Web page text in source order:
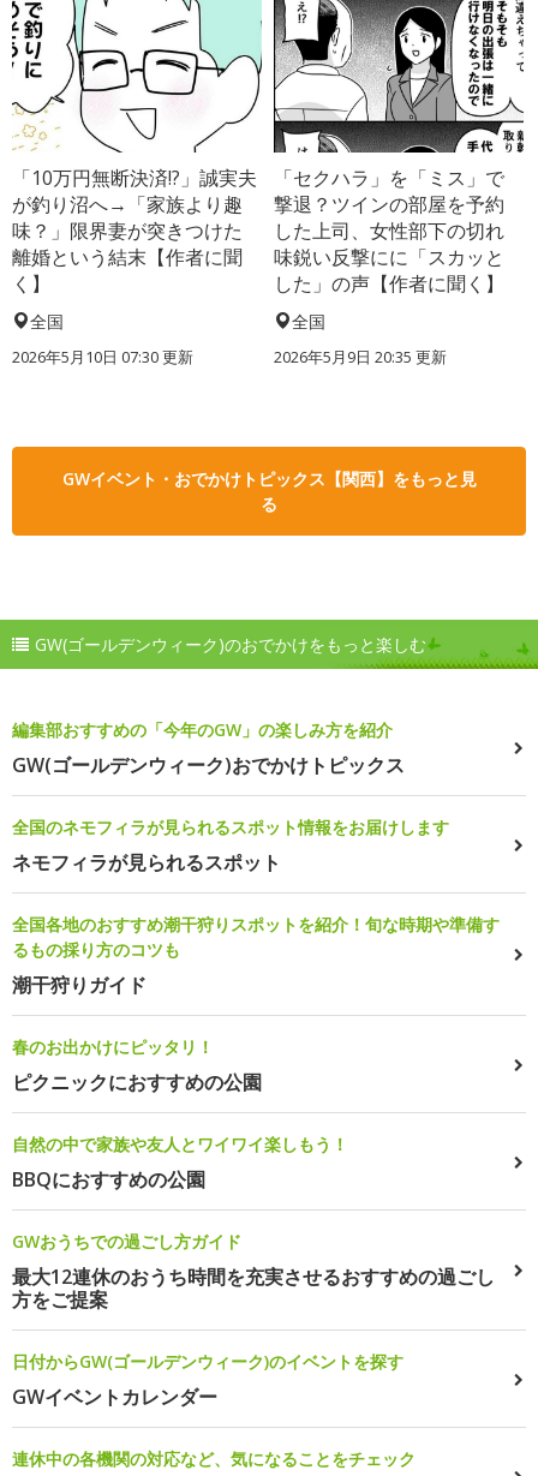
「10万円無断決済!?」誠実夫
が釣り沼へ→「家族より趣
味？」限界妻が突きつけた
離婚という結末【作者に聞
く】
全国
2026年5月10日 07:30 更新
「セクハラ」を「ミス」で
撃退？ツインの部屋を予約
した上司、女性部下の切れ
味鋭い反撃にに「スカッと
した」の声【作者に聞く】
全国
2026年5月9日 20:35 更新
GWイベント・おでかけトピックス【関西】をもっと見
る
GW(ゴールデンウィーク)のおでかけをもっと楽しむ
編集部おすすめの「今年のGW」の楽しみ方を紹介
GW(ゴールデンウィーク)おでかけトピックス
全国のネモフィラが見られるスポット情報をお届けします
ネモフィラが見られるスポット
全国各地のおすすめ潮干狩りスポットを紹介！旬な時期や準備す
るもの採り方のコツも
潮干狩りガイド
春のお出かけにピッタリ！
ピクニックにおすすめの公園
自然の中で家族や友人とワイワイ楽しもう！
BBQにおすすめの公園
GWおうちでの過ごし方ガイド
最大12連休のおうち時間を充実させるおすすめの過ごし
方をご提案
日付からGW(ゴールデンウィーク)のイベントを探す
GWイベントカレンダー
連休中の各機関の対応など、気になることをチェック